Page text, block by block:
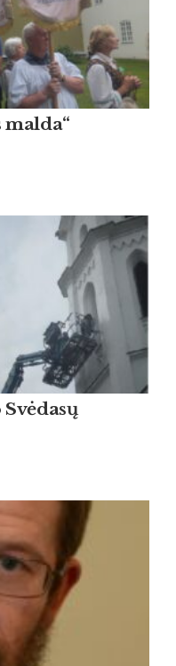
malda“